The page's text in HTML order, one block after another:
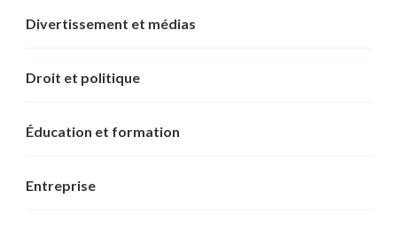
Divertissement et médias
Droit et politique
Éducation et formation
Entreprise